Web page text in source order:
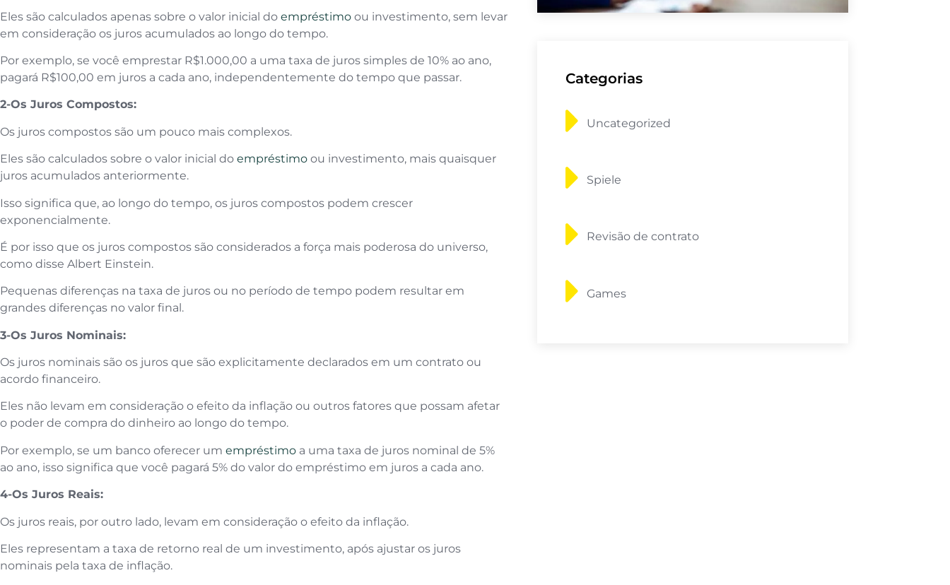
Eles são calculados apenas sobre o valor inicial do empréstimo ou investimento, sem levar
em consideração os juros acumulados ao longo do tempo.
Por exemplo, se você emprestar R$1.000,00 a uma taxa de juros simples de 10% ao ano,
pagará R$100,00 em juros a cada ano, independentemente do tempo que passar.
2-Os Juros Compostos:
Os juros compostos são um pouco mais complexos.
Eles são calculados sobre o valor inicial do empréstimo ou investimento, mais quaisquer
juros acumulados anteriormente.
Isso significa que, ao longo do tempo, os juros compostos podem crescer
exponencialmente.
É por isso que os juros compostos são considerados a força mais poderosa do universo,
como disse Albert Einstein.
Pequenas diferenças na taxa de juros ou no período de tempo podem resultar em
grandes diferenças no valor final.
3-Os Juros Nominais:
Os juros nominais são os juros que são explicitamente declarados em um contrato ou
acordo financeiro.
Eles não levam em consideração o efeito da inflação ou outros fatores que possam afetar
o poder de compra do dinheiro ao longo do tempo.
Por exemplo, se um banco oferecer um empréstimo a uma taxa de juros nominal de 5%
ao ano, isso significa que você pagará 5% do valor do empréstimo em juros a cada ano.
4-Os Juros Reais:
Os juros reais, por outro lado, levam em consideração o efeito da inflação.
Eles representam a taxa de retorno real de um investimento, após ajustar os juros
nominais pela taxa de inflação.
Categorias
Uncategorized
Spiele
Revisão de contrato
Games